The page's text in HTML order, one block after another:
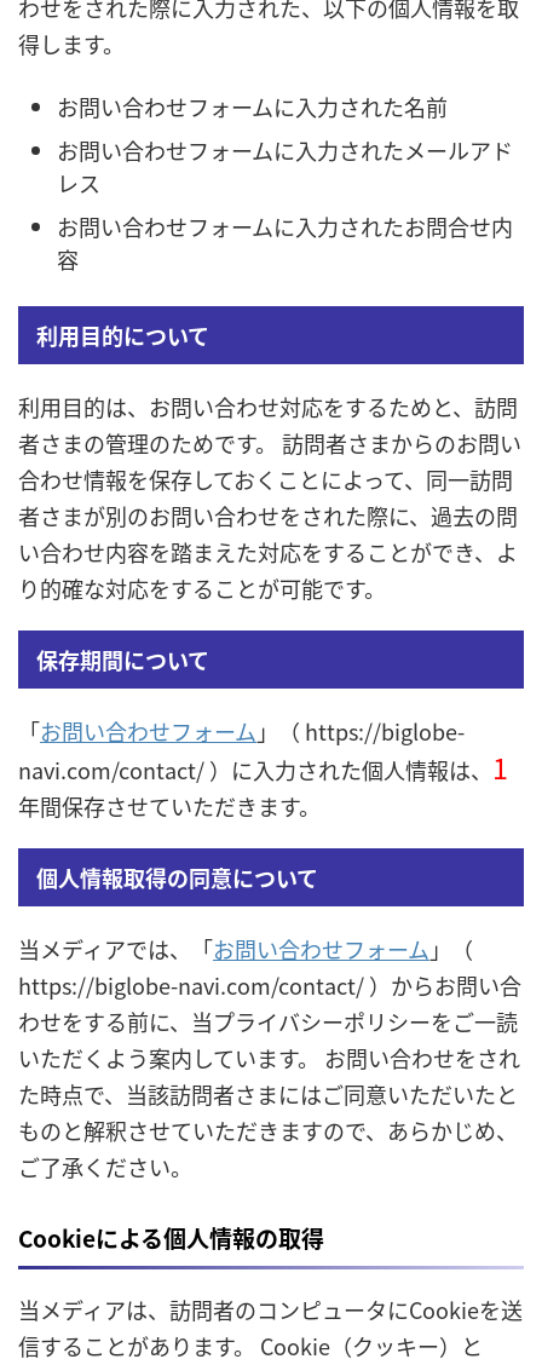
わせをされた際に入力された、以下の個人情報を取
得します。
お問い合わせフォームに入力された名前
お問い合わせフォームに入力されたメールアド
レス
お問い合わせフォームに入力されたお問合せ内
容
利用目的について
利用目的は、お問い合わせ対応をするためと、訪問
者さまの管理のためです。 訪問者さまからのお問い
合わせ情報を保存しておくことによって、同一訪問
者さまが別のお問い合わせをされた際に、過去の問
い合わせ内容を踏まえた対応をすることができ、よ
り的確な対応をすることが可能です。
保存期間について
「お問い合わせフォーム 」
（ https://biglobe-
navi.com/contact/ ） に入力された個人情報は、 1
年間保存させていただきます。
個人情報取得の同意について
当メディアでは、「お問い合わせフォーム 」
（
https://biglobe-navi.com/contact/ ） からお問い合
わせをする前に、当プライバシーポリシーをご一読
いただくよう案内しています。 お問い合わせをされ
た時点で、当該訪問者さまにはご同意いただいたと
ものと解釈させていただきますので、あらかじめ、
ご了承ください。
Cookieによる個人情報の取得
当メディアは、訪問者のコンピュータにCookieを送
信することがあります。 Cookie（クッキー）と